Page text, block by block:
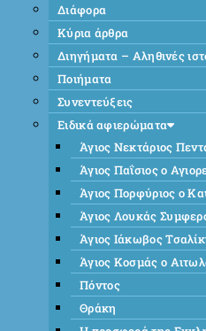
Διάφορα
Κύρια άρθρα
Διηγήματα – Αληθινές
Ποιήματα
Συνεντεύξεις
Ειδικά αφιερώματα
Άγιος Νεκτάριος
Άγιος Παΐσιος ο
Άγιος Πορφύριος ο
Άγιος Λουκάς
Άγιος Ιάκωβος
Άγιος Κοσμάς ο
Πόντος
Θράκη